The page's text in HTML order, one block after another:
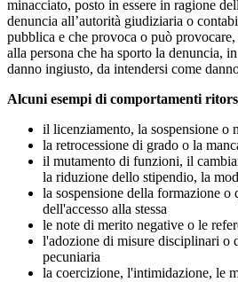
minacciato, posto in essere in ragione
denuncia all’autorità giudiziaria o
pubblica e che provoca o può provocare,
alla persona che ha sporto la denuncia,
danno ingiusto, da intendersi come
Alcuni esempi di comportamenti
il licenziamento, la sospensione o
la retrocessione di grado o la
il mutamento di funzioni, il
la riduzione dello stipendio, la
la sospensione della formazione o
dell'accesso alla stessa
le note di merito negative o le
l'adozione di misure disciplinari o
pecuniaria
la coercizione, l'intimidazione, le